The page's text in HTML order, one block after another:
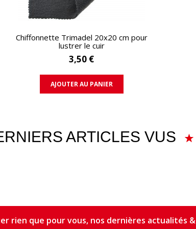
APERÇU RAPIDE
Chiffonnette Trimadel 20x20 cm pour
lustrer le cuir
3,50 €
AJOUTER AU PANIER
ARTICLES VUS
rien que pour vous, nos dernières actualités